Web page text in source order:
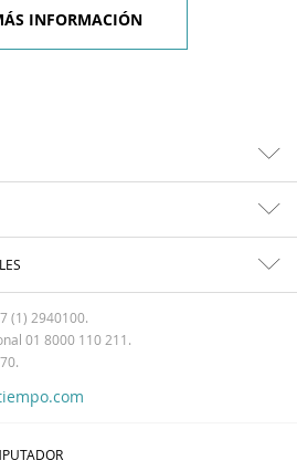
INFORMACIÓN
(1) 2940100.
01 8000 110 211.